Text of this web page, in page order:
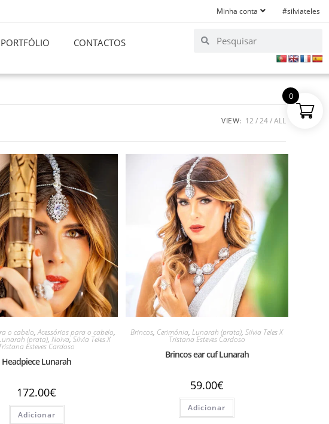
Minha conta #silviateles
PORTFÓLIO CONTACTOS
VIEW: 12 24 ALL
o cabelo,Acessórios para o cabelo,
(prata), Noiva,Silvia Teles X
Esteves Cardoso
Headpiece Lunarah
172.00€
Adicionar
Brincos, Cerimónia,Lunarah (prata),Silvia Teles X
Tristana Esteves Cardoso
Brincos ear cuf Lunarah
59.00€
Adicionar
0